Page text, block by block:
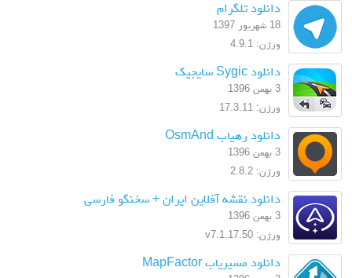
دانلود تلگرام
18 شهریور 1397
ورژن: 4.9.1
دانلود Sygic سایجیک
3 بهمن 1396
ورژن: 17.3.11
دانلود رهیاب OsmAnd
3 بهمن 1396
ورژن: 2.8.2
دانلود نقشه آفلاین ایران + سخنگو فارسی
3 بهمن 1396
ورژن: v7.1.17.50
دانلود مسیریاب MapFactor